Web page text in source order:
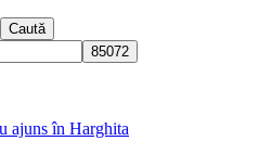
ajuns în Harghita